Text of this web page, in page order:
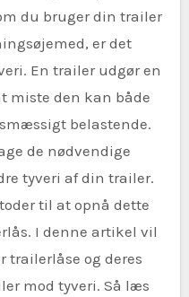
du bruger din trailer
er det
En trailer udgør en
miste den kan både
belastende.
de nødvendige
tyveri af din trailer.
til at opnå dette
I denne artikel vil
trailerlåse og deres
mod tyveri. Så læs